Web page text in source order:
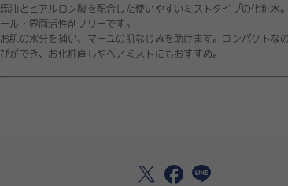
馬油とヒアルロン酸を配合した使いやすいミストタイプの化粧水
ール・界面活性剤フリーです。
お肌の水分を補い、マーユの肌なじみを助けます。コンパクトな
びができ、お化粧直しやヘアミストにもおすすめ。